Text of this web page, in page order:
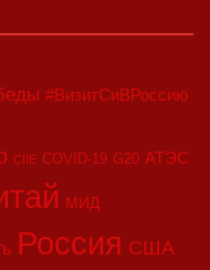
#ВизитСиВРоссию
CIIE COVID-19 G20 АТЭС
МИД
Россия США